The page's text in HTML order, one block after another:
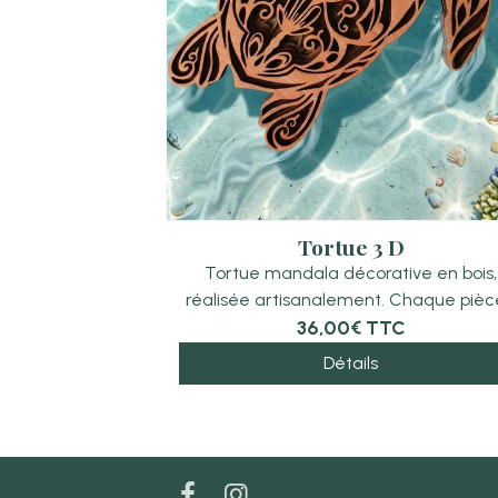
Tortue 3 D
Tortue mandala décorative en bois,
réalisée artisanalement. Chaque
36,00€ TTC
Détails